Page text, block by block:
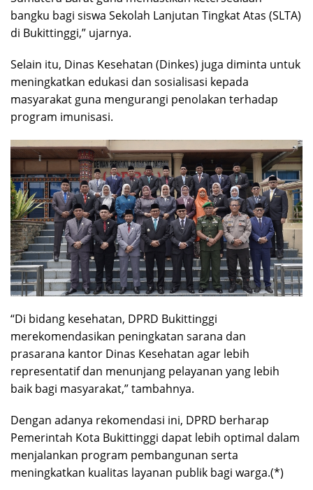
bangku bagi siswa Sekolah Lanjutan Tingkat Atas (SLTA)
di Bukittinggi,” ujarnya.
Selain itu, Dinas Kesehatan (Dinkes) juga diminta untuk
meningkatkan edukasi dan sosialisasi kepada
masyarakat guna mengurangi penolakan terhadap
program imunisasi.
“Di bidang kesehatan, DPRD Bukittinggi
merekomendasikan peningkatan sarana dan
prasarana kantor Dinas Kesehatan agar lebih
representatif dan menunjang pelayanan yang lebih
baik bagi masyarakat,” tambahnya.
Dengan adanya rekomendasi ini, DPRD berharap
Pemerintah Kota Bukittinggi dapat lebih optimal dalam
menjalankan program pembangunan serta
meningkatkan kualitas layanan publik bagi warga.(*)